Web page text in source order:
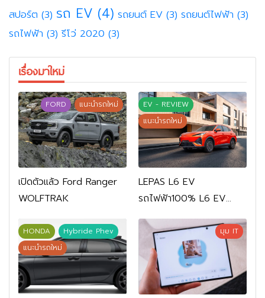
สปอร์ต (3) รถ EV (4) รถยนต์ EV (3) รถยนต์ไฟฟ้า (3)
รถไฟฟ้า (3) รีโว่ 2020 (3)
เรื่องมาใหม่
FORD แนะนำรถใหม่
เปิดตัวแล้ว Ford Ranger
WOLFTRAK
EV - REVIEW
แนะนำรถใหม่
LEPAS L6 EV
รถไฟฟ้า100% L6 EV
Comfort FWD 769,900
บาท L6 EV Premium
FWD 799,900 บาท
HONDA
Hybride Phev
แนะนำรถใหม่
มุม IT